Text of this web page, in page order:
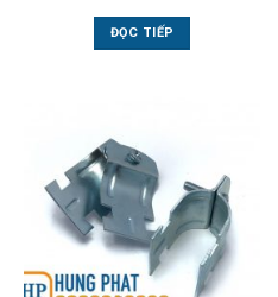
ĐỌC TIẾP